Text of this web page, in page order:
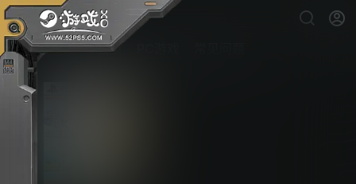
首页